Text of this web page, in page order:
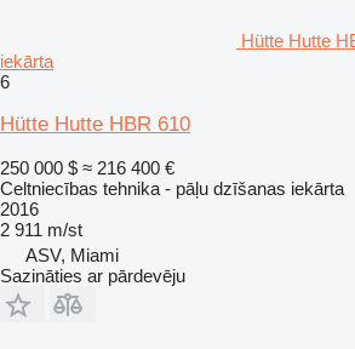
Hütte Hutte
iekārta
6
Hütte Hutte HBR 610
250 000 $ ≈ 216 400 €
Celtniecības tehnika - pāļu dzīšanas iekārta
2016
2 911 m/st
ASV, Miami
Sazināties ar pārdevēju